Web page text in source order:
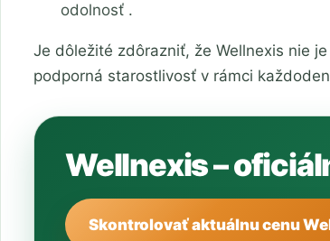
odolnosť .
Je dôležité zdôrazniť, že Wellnexis nie
podporná starostlivosť v rámci
Wellnexis –
Skontrolovať aktuálnu cenu